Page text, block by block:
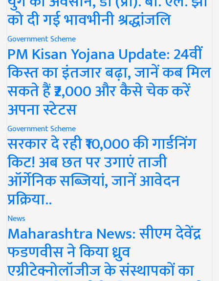
को दी गई भावभीनी श्रद्धांजलि
Government Scheme
PM Kisan Yojana Update: 24वीं
किस्त का इंतजार बढ़ा, जानें कब मिल
सकते हैं ₹2,000 और कैसे चेक करें
अपना स्टेटस
Government Scheme
सरकार दे रही ₹10,000 की गार्डनिंग
किट! अब छत पर उगाएं ताजी
ऑर्गेनिक सब्जियां, जानें आवेदन
प्रक्रिया..
News
Maharashtra News: सीएम देवेंद्र
फडणवीस ने किया ध्रुव
एग्रीटेक्नोलॉजीज के संस्थापकों का